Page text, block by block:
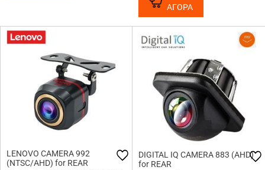
ΑΓΟΡΑ
LENOVO CAMERA 992
(NTSC/AHD) for REAR
DIGITAL IQ CAMERA 883 (AHD)
for REAR